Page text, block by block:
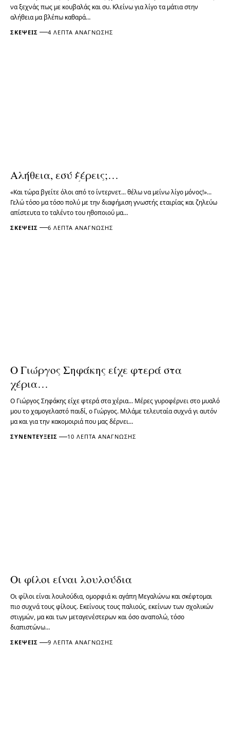
να ξεχνάς πως με κουβαλάς και συ. Κλείνω για λίγο τα μάτια στην
αλήθεια μα βλέπω καθαρά…
ΣΚΈΨΕΙΣ 4 ΛΕΠΤΆ ΑΝΆΓΝΩΣΗΣ
Αλήθεια, εσύ ξέρεις;…
«Και τώρα βγείτε όλοι από το ίντερνετ... θέλω να μείνω λίγο μόνος!»...
Γελώ τόσο μα τόσο πολύ με την διαφήμιση γνωστής εταιρίας και ζηλεύω
απίστευτα το ταλέντο του ηθοποιού μα…
ΣΚΈΨΕΙΣ 6 ΛΕΠΤΆ ΑΝΆΓΝΩΣΗΣ
Ο Γιώργος Σηφάκης είχε φτερά στα
χέρια…
Ο Γιώργος Σηφάκης είχε φτερά στα χέρια... Μέρες γυροφέρνει στο μυαλό
μου το χαμογελαστό παιδί, ο Γιώργος. Μιλάμε τελευταία συχνά γι αυτόν
μα και για την κακομοιριά που μας δέρνει…
ΣΥΝΕΝΤΕΎΞΕΙΣ 10 ΛΕΠΤΆ ΑΝΆΓΝΩΣΗΣ
Οι φίλοι είναι λουλούδια
Οι φίλοι είναι λουλούδια, ομορφιά κι αγάπη Μεγαλώνω και σκέφτομαι
πιο συχνά τους φίλους. Εκείνους τους παλιούς, εκείνων των σχολικών
στιγμών, μα και των μεταγενέστερων και όσο αναπολώ, τόσο
διαπιστώνω…
ΣΚΈΨΕΙΣ 9 ΛΕΠΤΆ ΑΝΆΓΝΩΣΗΣ